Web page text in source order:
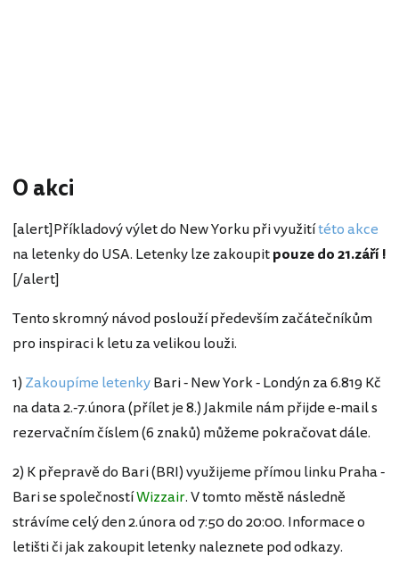
O akci
[alert]Příkladový výlet do New Yorku při využitítéto akce
na letenky do USA. Letenky lze zakoupitpouze do 21.září !
[/alert]
Tento skromný návod poslouží především začátečníkům
pro inspiraci k letu za velikou louži.
1)Zakoupíme letenkyBari - New York - Londýn za 6.819 Kč
na data 2.-7.února (přílet je 8.) Jakmile nám přijde e-mail s
rezervačním číslem (6 znaků) můžeme pokračovat dále.
2) K přepravě do Bari (BRI) využijeme přímou linku Praha -
Bari se společnostíWizzair. V tomto městě následně
strávíme celý den 2.února od 7:50 do 20:00. Informace o
letišti či jak zakoupit letenky naleznete pod odkazy.